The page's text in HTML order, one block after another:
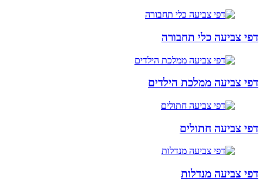
דפי צביעה כלי תחבורה
דפי צביעה ממלכת הילדים
דפי צביעה חתולים
דפי צביעה מנדלות